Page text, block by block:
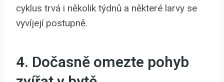
cyklus trvá i několik týdnů a některé larvy se
vyvíjejí postupně.
4. Dočasně omezte pohyb